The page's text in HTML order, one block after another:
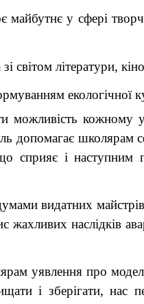
у сфері
світом літератури,
екологічної
можливість
допомагає
сприяє і
видатних
наслідків
уявлення про
і зберігати, нас